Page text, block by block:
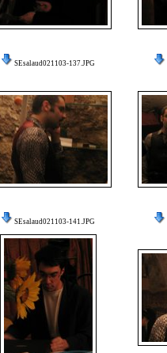
SEsalaud021103-137.JPG
SEsalaud021103-141.JPG